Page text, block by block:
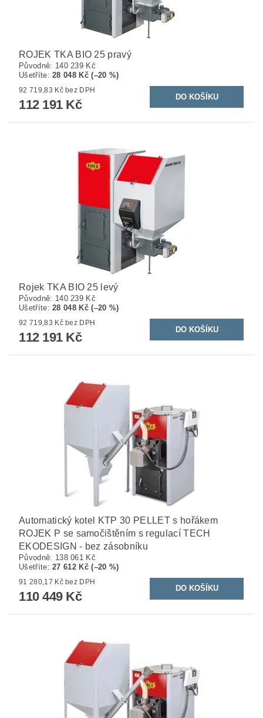
ROJEK TKA BIO 25 pravý
Původně: 140 239 Kč
Ušetříte:28 048 Kč (–20 %)
92 719,83 Kč bez DPH
112 191 Kč
Rojek TKA BIO 25 levý
Původně: 140 239 Kč
Ušetříte:28 048 Kč (–20 %)
92 719,83 Kč bez DPH
112 191 Kč
Automatický kotel KTP 30 PELLET s hořákem
ROJEK P se samočištěním s regulací TECH
EKODESIGN - bez zásobníku
Původně: 138 061 Kč
Ušetříte:27 612 Kč (–20 %)
91 280,17 Kč bez DPH
110 449 Kč